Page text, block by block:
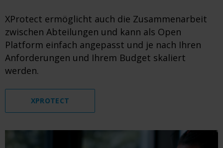
XProtect ermöglicht auch die Zusammenarbeit
zwischen Abteilungen und kann als Open
Platform einfach angepasst und je nach Ihren
Anforderungen und Ihrem Budget skaliert
werden.
XPROTECT